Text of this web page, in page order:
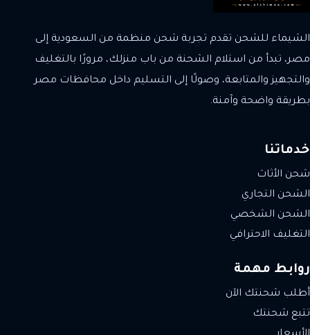
الشيماء للشحن تقدم تجربة شحن منظمة من السعودية إلى
مصر، تبدأ من استلام الشحنة من باب منزلك، مرورًا بالتغليف
والتجهيز والمتابعة، وصولًا إلى التسليم داخل محافظات مصر
بطريقة واضحة وآمنة.
خدماتنا
شحن الأثاث
الشحن التجاري
الشحن الشخصي
التغليف الاحترافي
روابط مهمة
أطلب شحنتك الآن
تتبع شحنتك